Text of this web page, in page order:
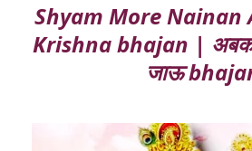
Shyam More Nainan
Krishna bhajan | अबकी
जाऊ